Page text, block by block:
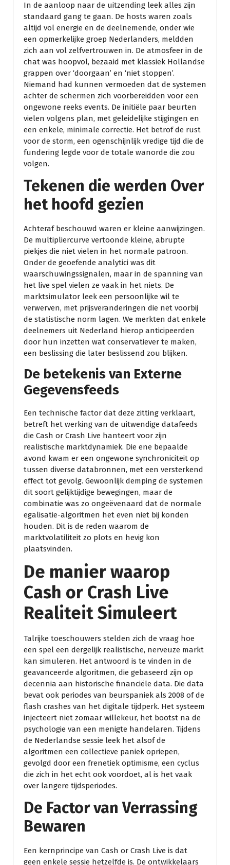
In de aanloop naar de uitzending leek alles zijn
standaard gang te gaan. De hosts waren zoals
altijd vol energie en de deelnemende, onder wie
een opmerkelijke groep Nederlanders, meldden
zich aan vol zelfvertrouwen in. De atmosfeer in de
chat was hoopvol, bezaaid met klassiek Hollandse
grappen over ‘doorgaan’ en ‘niet stoppen’.
Niemand had kunnen vermoeden dat de systemen
achter de schermen zich voorbereidden voor een
ongewone reeks events. De initiële paar beurten
vielen volgens plan, met geleidelijke stijgingen en
een enkele, minimale correctie. Het betrof de rust
voor de storm, een ogenschijnlijk vredige tijd die de
fundering legde voor de totale wanorde die zou
volgen.
Tekenen die werden Over
het hoofd gezien
Achteraf beschouwd waren er kleine aanwijzingen.
De multipliercurve vertoonde kleine, abrupte
piekjes die niet vielen in het normale patroon.
Onder de geoefende analytici was dit
waarschuwingssignalen, maar in de spanning van
het live spel vielen ze vaak in het niets. De
marktsimulator leek een persoonlijke wil te
verwerven, met prijsveranderingen die net voorbij
de statistische norm lagen. We merkten dat enkele
deelnemers uit Nederland hierop anticipeerden
door hun inzetten wat conservatiever te maken,
een beslissing die later beslissend zou blijken.
De betekenis van Externe
Gegevensfeeds
Een technische factor dat deze zitting verklaart,
betreft het werking van de uitwendige datafeeds
die Cash or Crash Live hanteert voor zijn
realistische marktdynamiek. Die ene bepaalde
avond kwam er een ongewone synchroniciteit op
tussen diverse databronnen, met een versterkend
effect tot gevolg. Gewoonlijk demping de systemen
dit soort gelijktijdige bewegingen, maar de
combinatie was zo ongeëvenaard dat de normale
egalisatie-algoritmen het even niet bij konden
houden. Dit is de reden waarom de
marktvolatiliteit zo plots en hevig kon
plaatsvinden.
De manier waarop
Cash or Crash Live
Realiteit Simuleert
Talrijke toeschouwers stelden zich de vraag hoe
een spel een dergelijk realistische, nerveuze markt
kan simuleren. Het antwoord is te vinden in de
geavanceerde algoritmen, die gebaseerd zijn op
decennia aan historische financiële data. Die data
bevat ook periodes van beurspaniek als 2008 of de
flash crashes van het digitale tijdperk. Het systeem
injecteert niet zomaar willekeur, het bootst na de
psychologie van een menigte handelaren. Tijdens
de Nederlandse sessie leek het alsof de
algoritmen een collectieve paniek opriepen,
gevolgd door een frenetiek optimisme, een cyclus
die zich in het echt ook voordoet, al is het vaak
over langere tijdsperiodes.
De Factor van Verrassing
Bewaren
Een kernprincipe van Cash or Crash Live is dat
geen enkele sessie hetzelfde is. De ontwikkelaars